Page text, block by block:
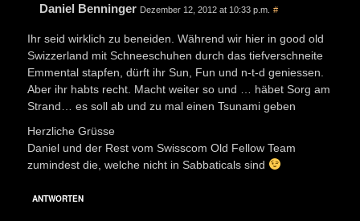
Daniel Benninger Dezember 12, 2012 at 10:33 p.m. #
Ihr seid wirklich zu beneiden. Während wir hier in good old
Swizzerland mit Schneeschuhen durch das tiefverschneite
Emmental stapfen, dürft ihr Sun, Fun und n-t-d geniessen.
Aber ihr habts recht. Macht weiter so und … häbet Sorg am
Strand… es soll ab und zu mal einen Tsunami geben
Herzliche Grüsse
Daniel und der Rest vom Swisscom Old Fellow Team
zumindest die, welche nicht in Sabbaticals sind
ANTWORTEN